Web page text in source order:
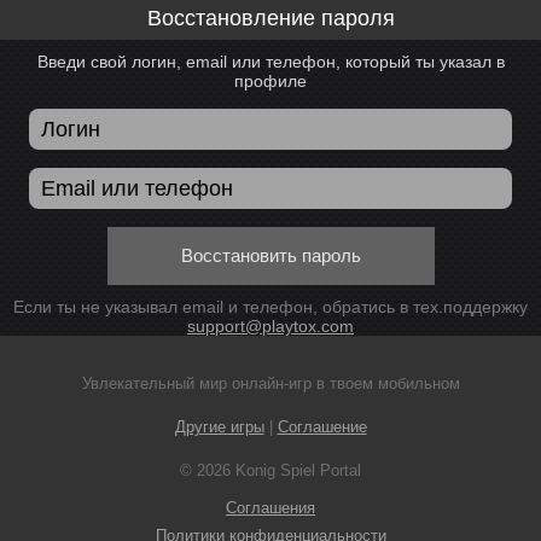
Восстановление пароля
Введи свой логин, email или телефон, который ты указал в
профиле
Восстановить пароль
Если ты не указывал email и телефон, обратись в тех.поддержку
support@playtox.com
Увлекательный мир онлайн-игр в твоем мобильном
Другие игры| Соглашение
© 2026 Konig Spiel Portal
Соглашения
Политики конфиденциальности